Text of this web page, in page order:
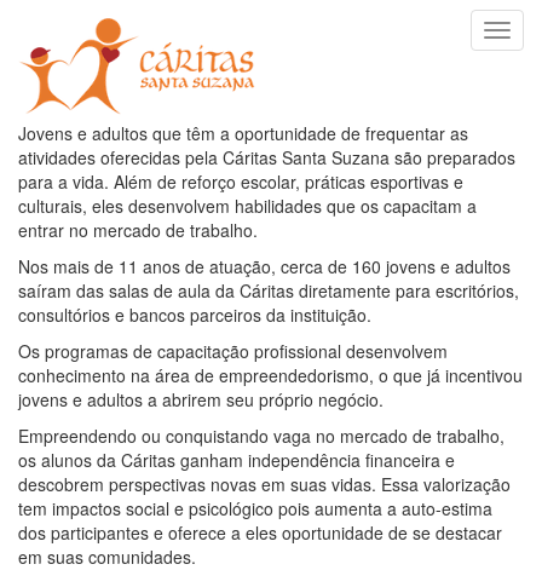
Jovens e adultos que têm a oportunidade de frequentar as
atividades oferecidas pela Cáritas Santa Suzana são preparados
para a vida. Além de reforço escolar, práticas esportivas e
culturais, eles desenvolvem habilidades que os capacitam a
entrar no mercado de trabalho.
Nos mais de 11 anos de atuação, cerca de 160 jovens e adultos
saíram das salas de aula da Cáritas diretamente para escritórios,
consultórios e bancos parceiros da instituição.
Os programas de capacitação profissional desenvolvem
conhecimento na área de empreendedorismo, o que já incentivou
jovens e adultos a abrirem seu próprio negócio.
Empreendendo ou conquistando vaga no mercado de trabalho,
os alunos da Cáritas ganham independência financeira e
descobrem perspectivas novas em suas vidas. Essa valorização
tem impactos social e psicológico pois aumenta a auto-estima
dos participantes e oferece a eles oportunidade de se destacar
em suas comunidades.